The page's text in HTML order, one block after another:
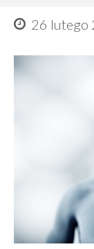
26 lutego